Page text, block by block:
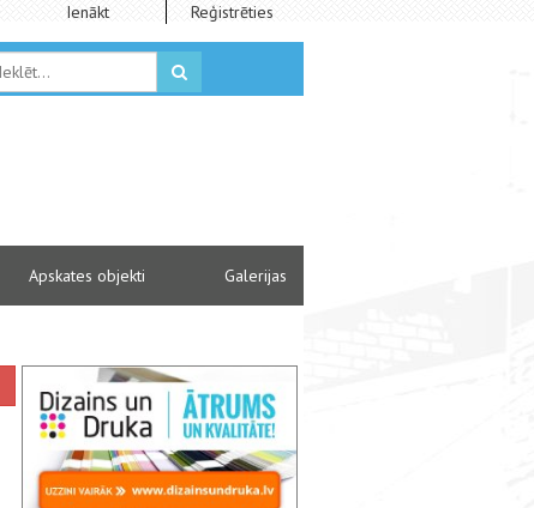
Ienākt Reģistrēties
Apskates objekti Galerijas